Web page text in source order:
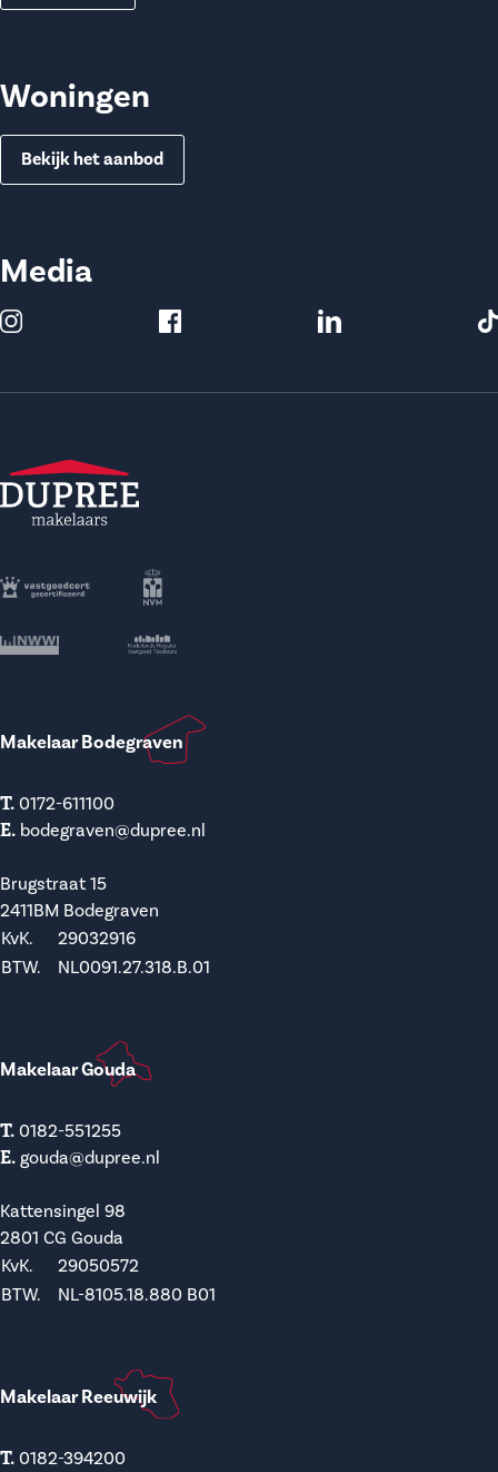
Woningen
Bekijk het aanbod
Media
Makelaar Bodegraven
T. 0172-611100
E. bodegraven@dupree.nl
Brugstraat 15
2411BM Bodegraven
KvK.
29032916
BTW.
NL0091.27.318.B.01
Makelaar Gouda
T. 0182-551255
E. gouda@dupree.nl
Kattensingel 98
2801 CG Gouda
KvK.
29050572
BTW.
NL-8105.18.880 B01
Makelaar Reeuwijk
T. 0182-394200